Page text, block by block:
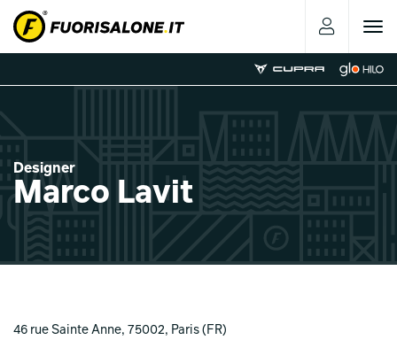
Toggle
Designer
Marco Lavit
46 rue Sainte Anne, 75002, Paris (FR)